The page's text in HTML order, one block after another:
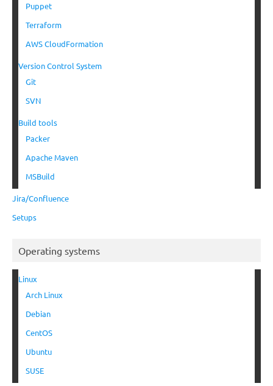
Puppet
Terraform
AWS CloudFormation
Version Control System
Git
SVN
Build tools
Packer
Apache Maven
MSBuild
Jira/Confluence
Setups
Operating systems
Linux
Arch Linux
Debian
CentOS
Ubuntu
SUSE